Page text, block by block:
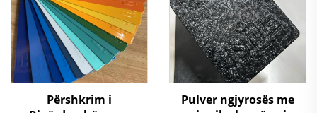
Përshkrim i
Pulver ngjyrosës me